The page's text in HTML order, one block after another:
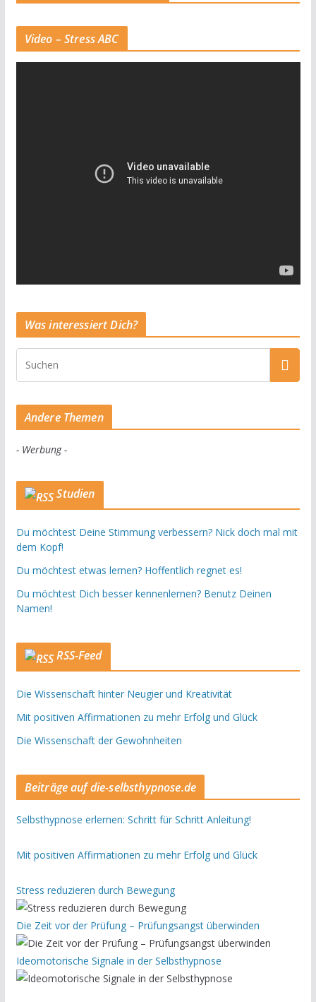
Video – Stress ABC
Was interessiert Dich?
Andere Themen
- Werbung -
Studien
Du möchtest Deine Stimmung verbessern? Nick doch mal mit
dem Kopf!
Du möchtest etwas lernen? Hoffentlich regnet es!
Du möchtest Dich besser kennenlernen? Benutz Deinen
Namen!
RSS-Feed
Die Wissenschaft hinter Neugier und Kreativität
Mit positiven Affirmationen zu mehr Erfolg und Glück
Die Wissenschaft der Gewohnheiten
Beiträge auf die-selbsthypnose.de
Selbsthypnose erlernen: Schritt für Schritt Anleitung!
Mit positiven Affirmationen zu mehr Erfolg und Glück
Stress reduzieren durch Bewegung
Die Zeit vor der Prüfung – Prüfungsangst überwinden
Ideomotorische Signale in der Selbsthypnose